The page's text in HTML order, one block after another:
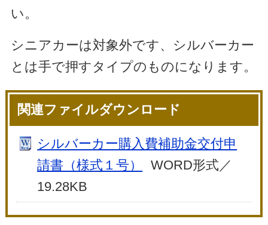
い。
シニアカーは対象外です、シルバーカー
とは手で押すタイプのものになります。
関連ファイルダウンロード
シルバーカー購入費補助金交付申
請書（様式１号）
WORD形式／
19.28KB